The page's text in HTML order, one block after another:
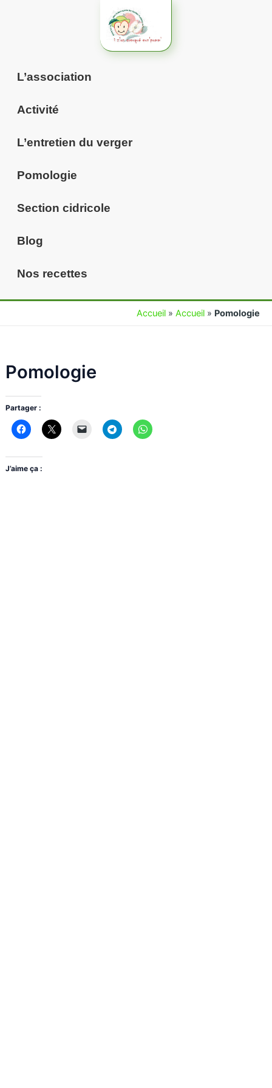
L’association
Activité
L’entretien du verger
Pomologie
Section cidricole
Blog
Nos recettes
Accueil » Accueil » Pomologie
Pomologie
Partager :
J’aime ça :